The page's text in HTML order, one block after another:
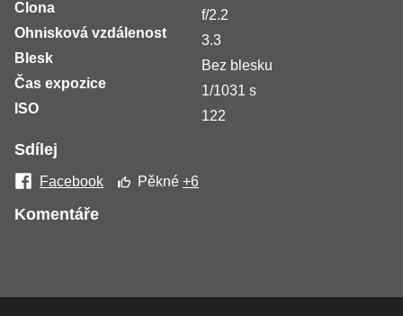
Clona
f/2.2
Ohnisková vzdálenost
3.3
Blesk
Bez blesku
Čas expozice
1/1031 s
ISO
122
Sdílej
Facebook Pěkné+6
Komentáře